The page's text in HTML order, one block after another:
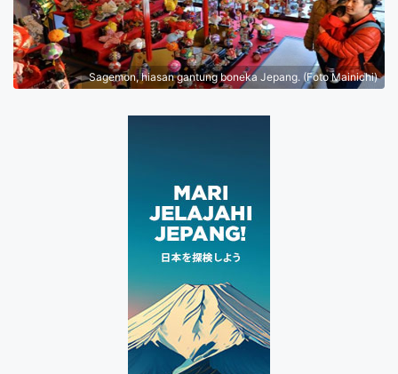
Sagemon, hiasan gantung boneka Jepang. (Foto Mainichi)